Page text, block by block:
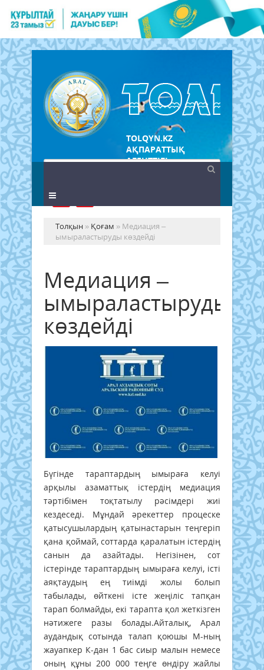
TOLQYN.KZ
АҚПАРАТТЫҚ
АГЕНТТІГІ
Толқын » Қоғам » Медиация –
ымыраластыруды көздейді
Медиация –
ымыраластыруды
көздейді
Бүгінде тараптардың ымыраға келуі
арқылы азаматтық істердің медиация
тәртібімен тоқтатылу рәсімдері жиі
кездеседі. Мұндай әрекеттер процеске
қатысушылардың қатынастарын теңгеріп
қана қоймай, соттарда қаралатын істердің
санын да азайтады. Негізінен, сот
істерінде тараптардың ымыраға келуі, істі
аяқтаудың ең тиімді жолы болып
табылады, өйткені істе жеңіліс тапқан
тарап болмайды, екі тарапта қол жеткізген
нәтижеге разы болады.Айталық, Арал
аудандық сотында талап қоюшы М-ның
жауапкер К-дан 1 бас сиыр малын немесе
оның құны 200 000 теңге өндіру жайлы